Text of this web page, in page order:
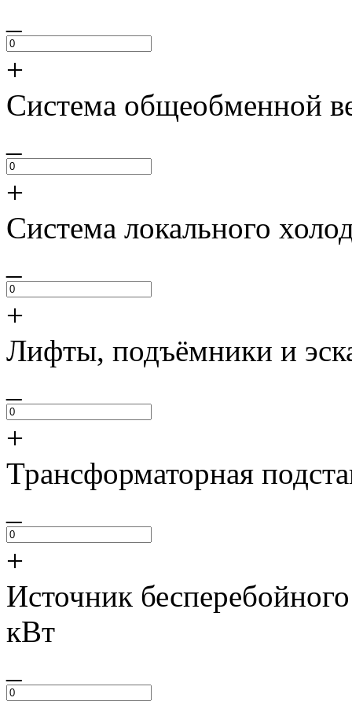
+
Система общеобменной
+
Система локального
+
Лифты, подъёмники и
+
Трансформаторная
+
Источник
кВт